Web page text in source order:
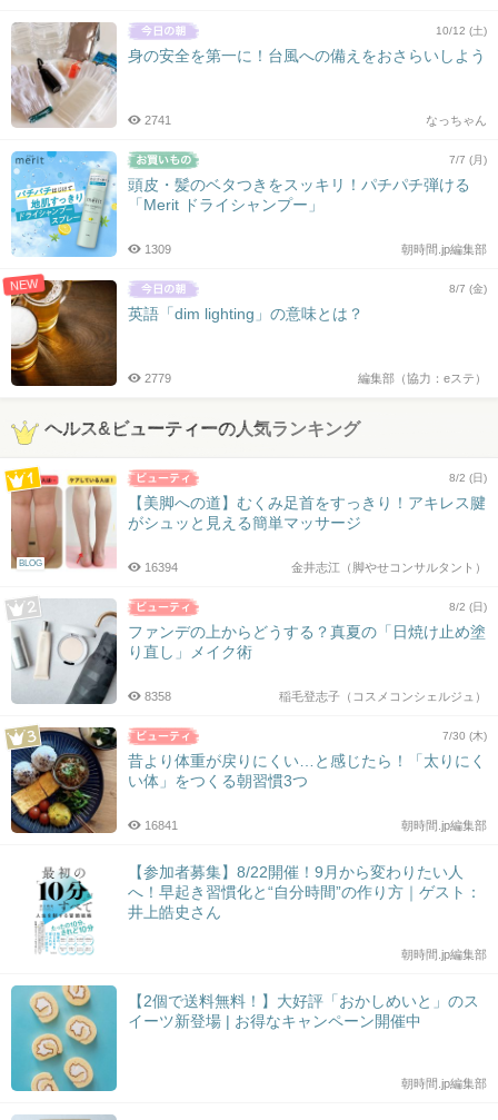
10/12 (土)
身の安全を第一に！台風への備えをおさらいしよう
なっちゃん
2741
7/7 (月)
頭皮・髪のベタつきをスッキリ！パチパチ弾ける
「Merit ドライシャンプー」
朝時間.jp編集部
1309
NEW 8/7 (金)
英語「dim lighting」の意味とは？
編集部（協力：eステ）
2779
ヘルス&ビューティーの人気ランキング
BLOG
8/2 (日)
【美脚への道】むくみ足首をすっきり！アキレス腱
がシュッと見える簡単マッサージ
金井志江（脚やせコンサルタント）
16394
8/2 (日)
ファンデの上からどうする？真夏の「日焼け止め塗
り直し」メイク術
稲毛登志子（コスメコンシェルジュ）
8358
7/30 (木)
昔より体重が戻りにくい…と感じたら！「太りにく
い体」をつくる朝習慣3つ
朝時間.jp編集部
16841
【参加者募集】8/22開催！9月から変わりたい人
へ！早起き習慣化と“自分時間”の作り方｜ゲスト：
井上皓史さん
朝時間.jp編集部
【2個で送料無料！】大好評「おかしめいと」のス
イーツ新登場 | お得なキャンペーン開催中
朝時間.jp編集部